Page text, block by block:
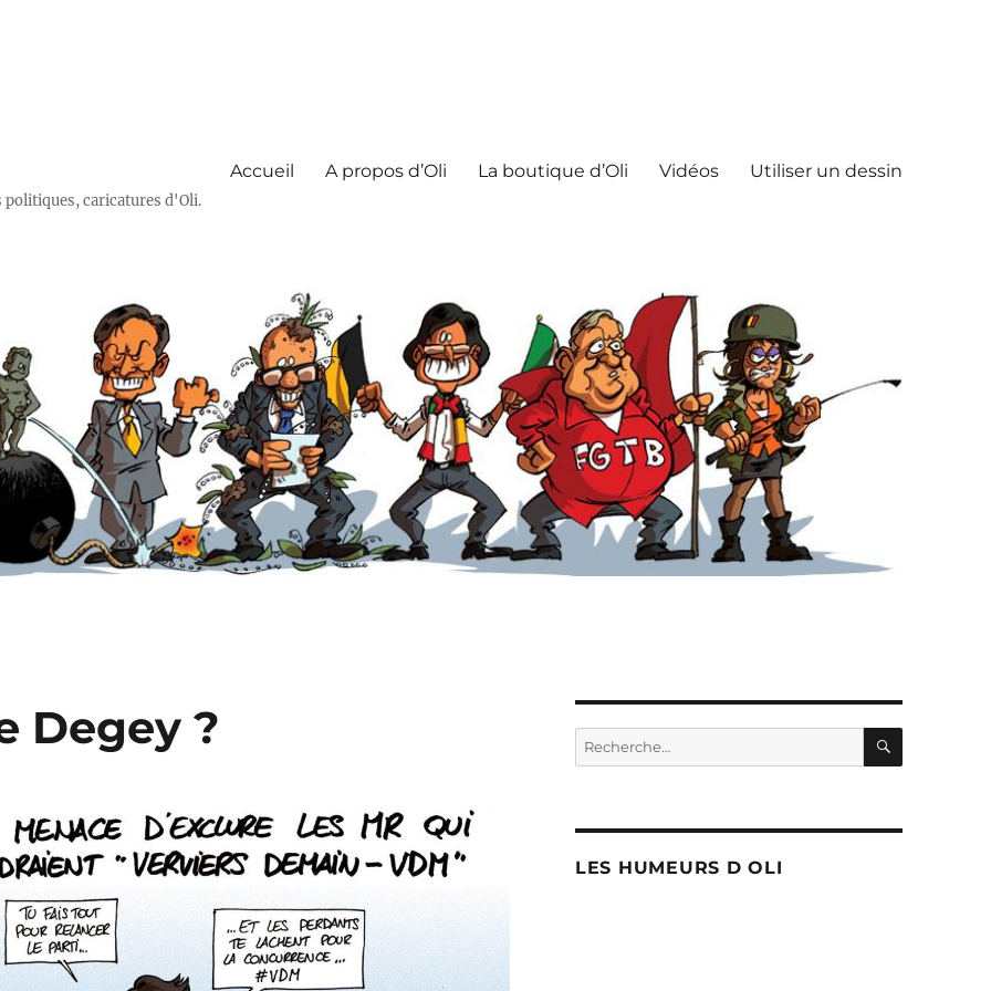
caricatures d'Oli.
Accueil A propos d’Oli La boutique d’Oli Vidéos Utiliser un dessin
Degey ?
Recherche
pour :
LES HUMEURS D OLI